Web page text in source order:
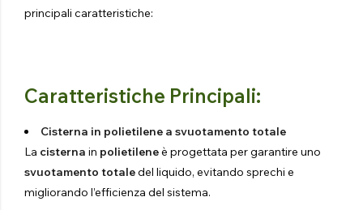
principali caratteristiche:
Caratteristiche Principali:
Cisterna in polietilene a svuotamento totale
La cisterna in polietileneè progettata per garantire uno
svuotamento totaledel liquido, evitando sprechi e
migliorando l’efficienza del sistema.